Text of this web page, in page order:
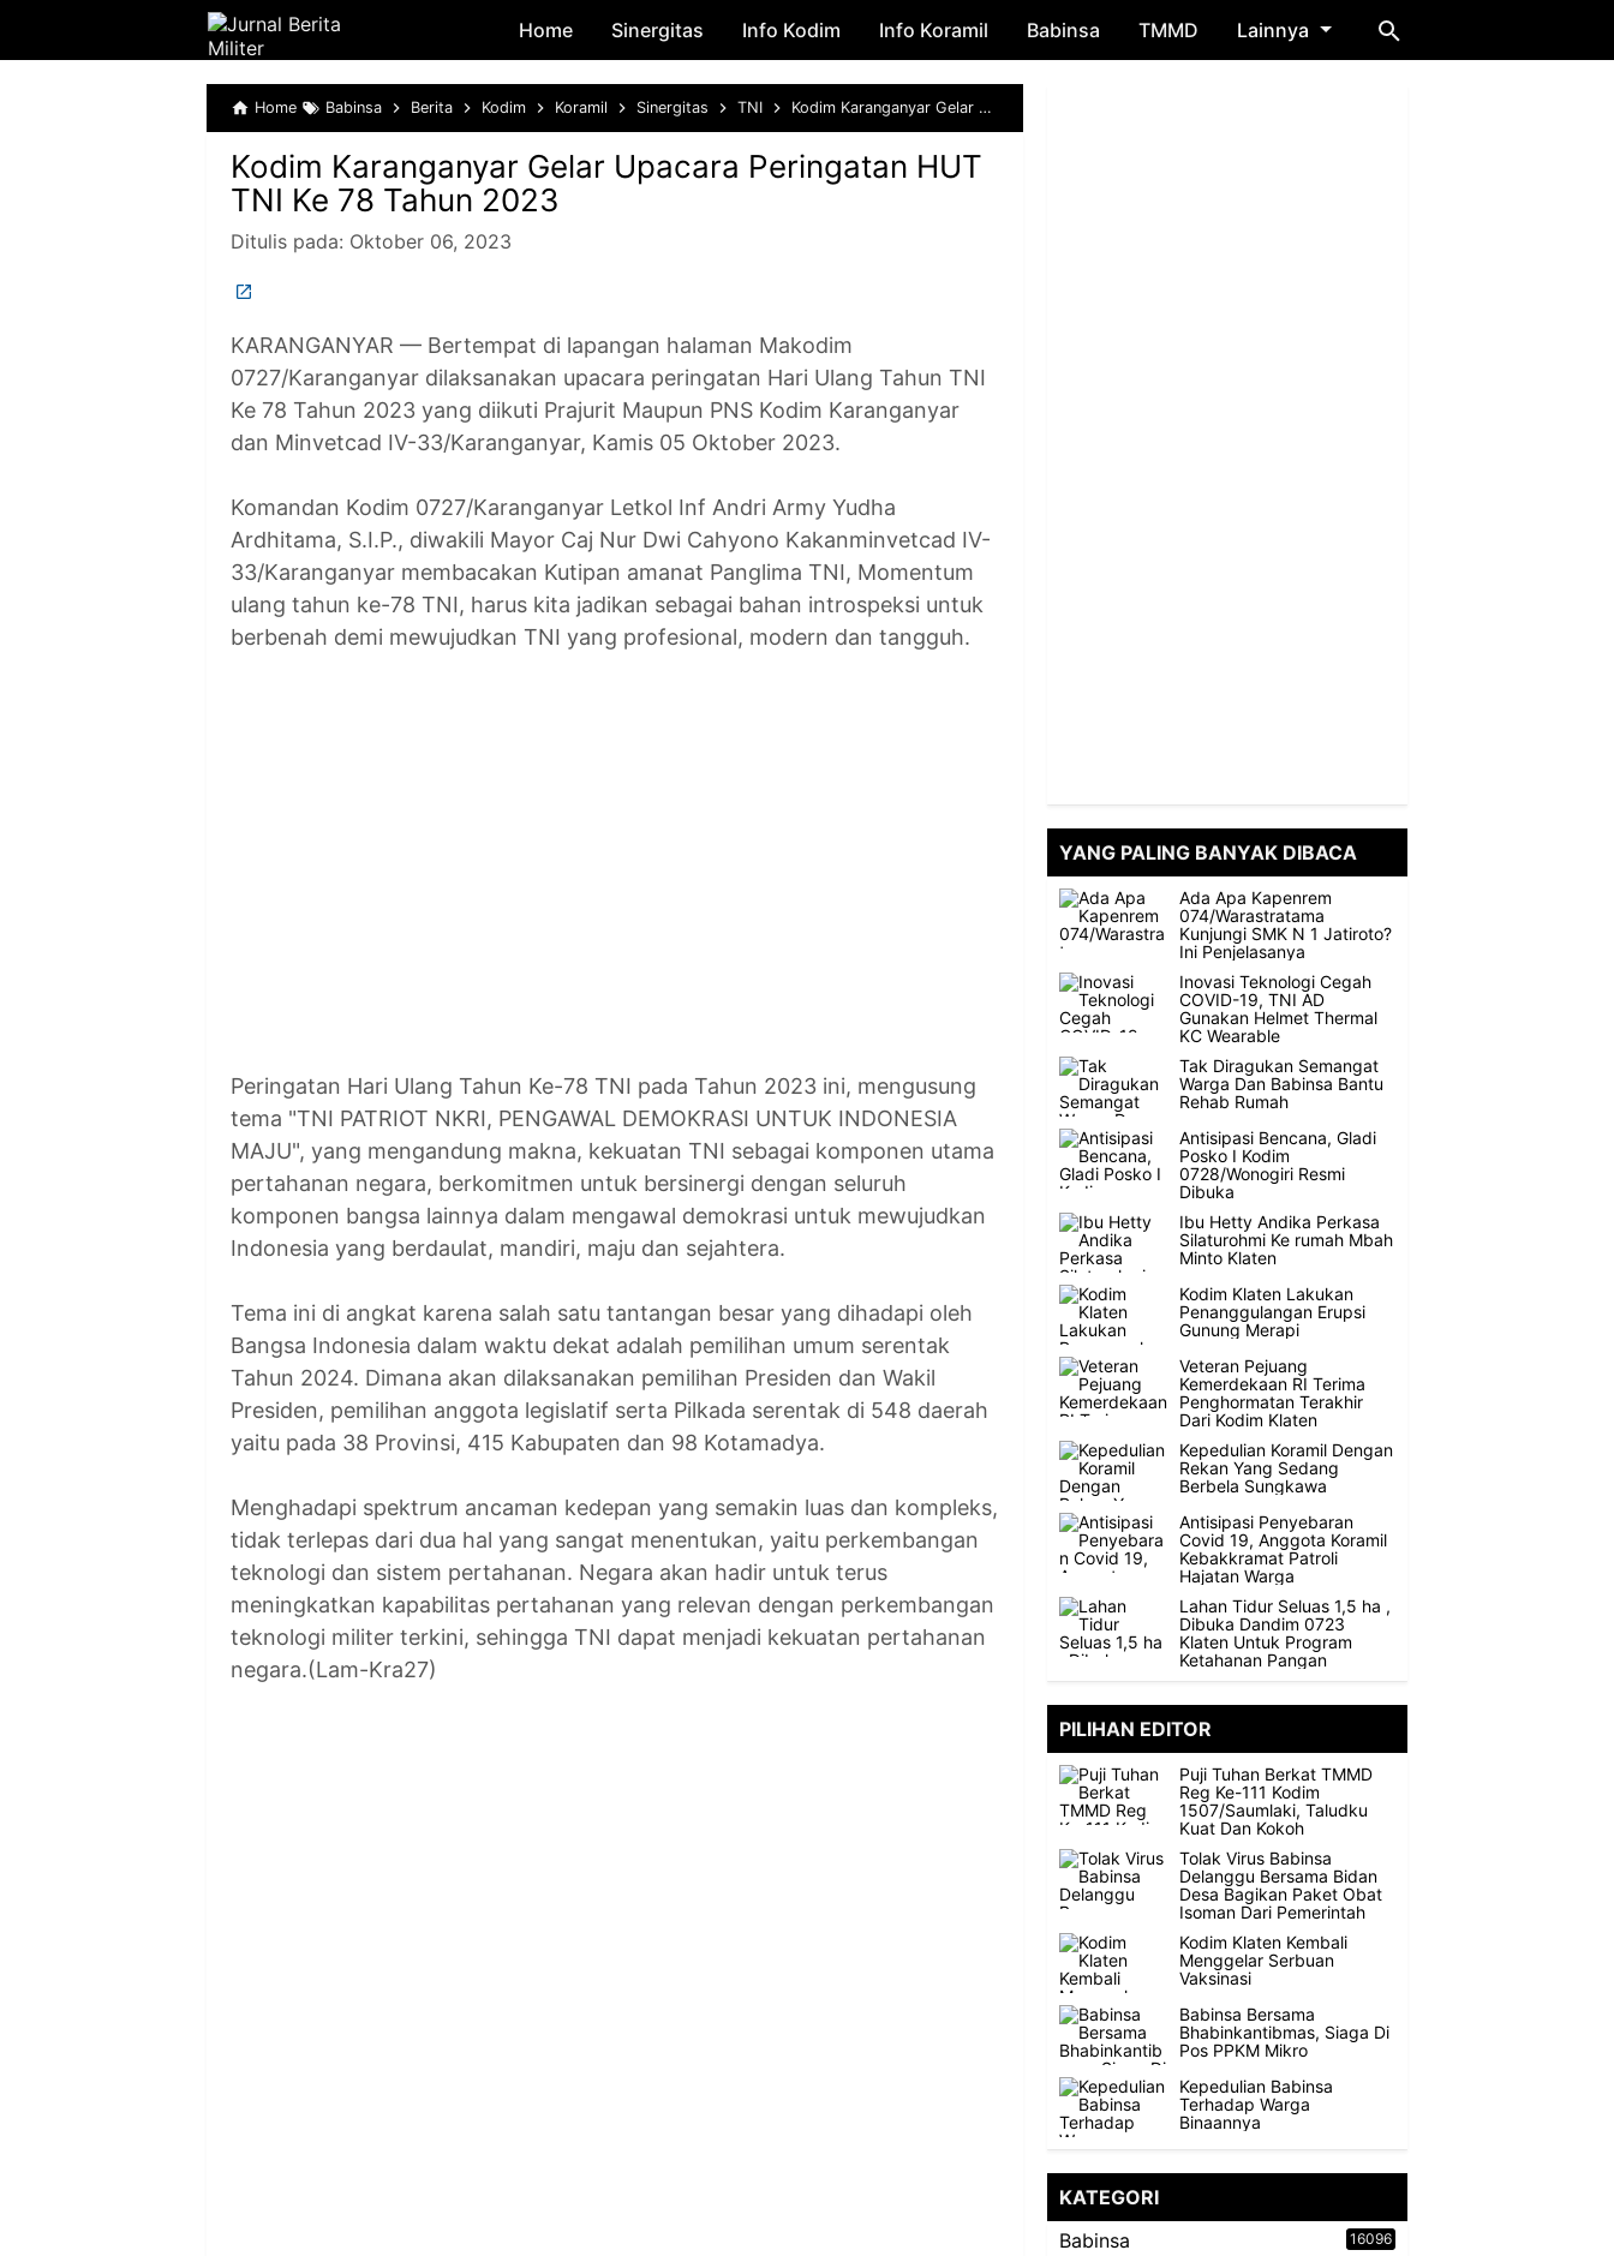
Skip to main content
Home Sinergitas Info Kodim Info Koramil Babinsa TMMD Lainnya
Home Babinsa Berita Kodim Koramil Sinergitas TNI Kodim Karanganyar Gelar Upacara Peringatan HUT TNI Ke 78 Tahun 2023
Kodim Karanganyar Gelar Upacara Peringatan HUT
TNI Ke 78 Tahun 2023
Ditulis pada: Oktober 06, 2023
KARANGANYAR — Bertempat di lapangan halaman Makodim
0727/Karanganyar dilaksanakan upacara peringatan Hari Ulang Tahun TNI
Ke 78 Tahun 2023 yang diikuti Prajurit Maupun PNS Kodim Karanganyar
dan Minvetcad IV-33/Karanganyar, Kamis 05 Oktober 2023.
Komandan Kodim 0727/Karanganyar Letkol Inf Andri Army Yudha
Ardhitama, S.I.P., diwakili Mayor Caj Nur Dwi Cahyono Kakanminvetcad IV-
33/Karanganyar membacakan Kutipan amanat Panglima TNI, Momentum
ulang tahun ke-78 TNI, harus kita jadikan sebagai bahan introspeksi untuk
berbenah demi mewujudkan TNI yang profesional, modern dan tangguh.
Peringatan Hari Ulang Tahun Ke-78 TNI pada Tahun 2023 ini, mengusung
tema "TNI PATRIOT NKRI, PENGAWAL DEMOKRASI UNTUK INDONESIA
MAJU", yang mengandung makna, kekuatan TNI sebagai komponen utama
pertahanan negara, berkomitmen untuk bersinergi dengan seluruh
komponen bangsa lainnya dalam mengawal demokrasi untuk mewujudkan
Indonesia yang berdaulat, mandiri, maju dan sejahtera.
Tema ini di angkat karena salah satu tantangan besar yang dihadapi oleh
Bangsa Indonesia dalam waktu dekat adalah pemilihan umum serentak
Tahun 2024. Dimana akan dilaksanakan pemilihan Presiden dan Wakil
Presiden, pemilihan anggota legislatif serta Pilkada serentak di 548 daerah
yaitu pada 38 Provinsi, 415 Kabupaten dan 98 Kotamadya.
Menghadapi spektrum ancaman kedepan yang semakin luas dan kompleks,
tidak terlepas dari dua hal yang sangat menentukan, yaitu perkembangan
teknologi dan sistem pertahanan. Negara akan hadir untuk terus
meningkatkan kapabilitas pertahanan yang relevan dengan perkembangan
teknologi militer terkini, sehingga TNI dapat menjadi kekuatan pertahanan
negara.(Lam-Kra27)
YANG PALING BANYAK DIBACA
Ada Apa Kapenrem
074/Warastratama
Kunjungi SMK N 1 Jatiroto?
Ini Penjelasanya
Inovasi Teknologi Cegah
COVID-19, TNI AD
Gunakan Helmet Thermal
KC Wearable
Tak Diragukan Semangat
Warga Dan Babinsa Bantu
Rehab Rumah
Antisipasi Bencana, Gladi
Posko I Kodim
0728/Wonogiri Resmi
Dibuka
Ibu Hetty Andika Perkasa
Silaturohmi Ke rumah Mbah
Minto Klaten
Kodim Klaten Lakukan
Penanggulangan Erupsi
Gunung Merapi
Veteran Pejuang
Kemerdekaan RI Terima
Penghormatan Terakhir
Dari Kodim Klaten
Kepedulian Koramil Dengan
Rekan Yang Sedang
Berbela Sungkawa
Antisipasi Penyebaran
Covid 19, Anggota Koramil
Kebakkramat Patroli
Hajatan Warga
Lahan Tidur Seluas 1,5 ha ,
Dibuka Dandim 0723
Klaten Untuk Program
Ketahanan Pangan
PILIHAN EDITOR
Puji Tuhan Berkat TMMD
Reg Ke-111 Kodim
1507/Saumlaki, Taludku
Kuat Dan Kokoh
Tolak Virus Babinsa
Delanggu Bersama Bidan
Desa Bagikan Paket Obat
Isoman Dari Pemerintah
Kodim Klaten Kembali
Menggelar Serbuan
Vaksinasi
Babinsa Bersama
Bhabinkantibmas, Siaga Di
Pos PPKM Mikro
Kepedulian Babinsa
Terhadap Warga
Binaannya
KATEGORI
Babinsa
16096